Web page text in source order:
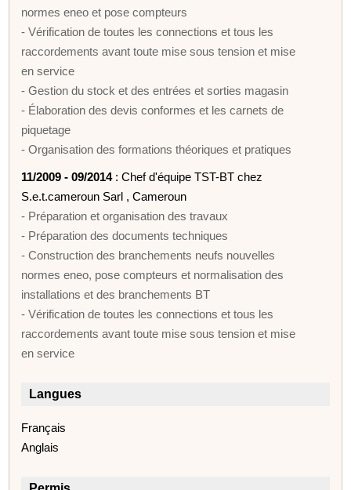
normes eneo et pose compteurs
- Vérification de toutes les connections et tous les
raccordements avant toute mise sous tension et mise
en service
- Gestion du stock et des entrées et sorties magasin
- Élaboration des devis conformes et les carnets de
piquetage
- Organisation des formations théoriques et pratiques
11/2009 - 09/2014: Chef d'équipe TST-BT chez
S.e.t.cameroun Sarl , Cameroun
- Préparation et organisation des travaux
- Préparation des documents techniques
- Construction des branchements neufs nouvelles
normes eneo, pose compteurs et normalisation des
installations et des branchements BT
- Vérification de toutes les connections et tous les
raccordements avant toute mise sous tension et mise
en service
Langues
Français
Anglais